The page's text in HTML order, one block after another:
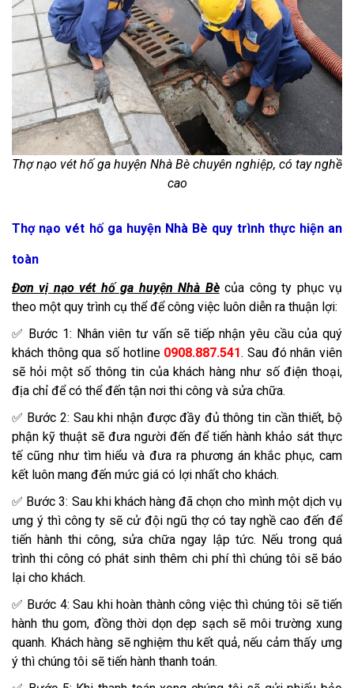
Thợ nạo vét hố ga huyện Nhà Bè chuyên nghiệp, có tay nghề
cao
Thợ nạo vét hố ga huyện Nhà Bè quy trình thực hiện an
toàn
Đơn vị nạo vét hố ga huyện Nhà Bècủa công ty phục vụ
theo một quy trình cụ thể để công việc luôn diễn ra thuận lợi:
✅ Bước 1: Nhân viên tư vấn sẽ tiếp nhận yêu cầu của quý
khách thông qua số hotline 0908.887.541. Sau đó nhân viên
sẽ hỏi một số thông tin của khách hàng như số điện thoại,
địa chỉ để có thể đến tận nơi thi công và sửa chữa.
✅ Bước 2: Sau khi nhận được đầy đủ thông tin cần thiết, bộ
phận kỹ thuật sẽ đưa người đến để tiến hành khảo sát thực
tế cũng như tìm hiểu và đưa ra phương án khắc phục, cam
kết luôn mang đến mức giá có lợi nhất cho khách.
✅ Bước 3: Sau khi khách hàng đã chọn cho mình một dịch vụ
ưng ý thì công ty sẽ cử đội ngũ thợ có tay nghề cao đến để
tiến hành thi công, sửa chữa ngay lập tức. Nếu trong quá
trình thi công có phát sinh thêm chi phí thì chúng tôi sẽ báo
lại cho khách.
✅ Bước 4: Sau khi hoàn thành công việc thì chúng tôi sẽ tiến
hành thu gom, đồng thời dọn dẹp sạch sẽ môi trường xung
quanh. Khách hàng sẽ nghiệm thu kết quả, nếu cảm thấy ưng
ý thì chúng tôi sẽ tiến hành thanh toán.